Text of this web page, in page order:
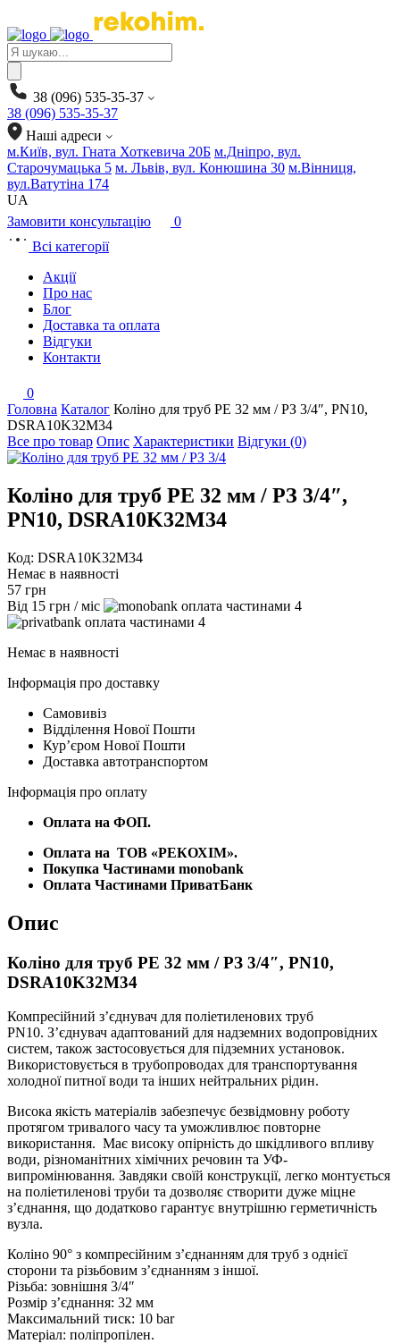
Products
search
38 (096) 535-35-37
38 (096) 535-35-37
Наші адреси
м.Київ, вул. Гната Хоткевича 20Б м.Дніпро, вул.
Старочумацька 5 м. Львів, вул. Конюшина 30 м.Вінниця,
вул.Ватутіна 174
UA
Замовити консультацію
0
Всі категорії
Акції
Про нас
Блог
Доставка та оплата
Відгуки
Контакти
0
Головна Каталог Коліно для труб PE 32 мм / РЗ 3/4″, PN10,
DSRA10K32M34
Все про товар Опис Характеристики Відгуки (0)
Коліно для труб PE 32 мм / РЗ 3/4″,
PN10, DSRA10K32M34
Код: DSRA10K32M34
Немає в наявності
57 грн
Від 15 грн / міс
4
4
Немає в наявності
Інформація про доставку
Самовивіз
Відділення Нової Пошти
Курʼєром Нової Пошти
Доставка автотранспортом
Інформація про оплату
Оплата на ФОП.
Оплата на ТОВ «РЕКОХІМ».
Покупка Частинами monobank
Оплата Частинами ПриватБанк
Опис
Коліно для труб PE 32 мм / РЗ 3/4″, PN10,
DSRA10K32M34
Компресійний з’єднувач для поліетиленових труб
PN10. З’єднувач адаптований для надземних водопровідних
систем, також застосовується для підземних установок.
Використовується в трубопроводах для транспортування
холодної питної води та інших нейтральних рідин.
Висока якість матеріалів забезпечує безвідмовну роботу
протягом тривалого часу та уможливлює повторне
використання. Має високу опірність до шкідливого впливу
води, різноманітних хімічних речовин та УФ-
випромінювання. Завдяки своїй конструкції, легко монтується
на поліетиленові труби та дозволяє створити дуже міцне
з’єднання, що додатково гарантує внутрішню герметичність
вузла.
Коліно 90° з компресійним з’єднанням для труб з однієї
сторони та різьбовим з’єднанням з іншої.
Різьба: зовнішня 3/4″
Розмір з’єднання: 32 мм
Максимальний тиск: 10 bar
Матеріал: поліпропілен.